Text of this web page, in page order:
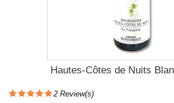
Hautes-Côtes de Nuits
2 Review(s)